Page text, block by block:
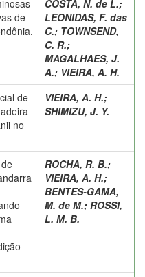
de
COSTA, N. de L.;
LEONIDAS, F. das
C.; TOWNSEND,
C. R.;
MAGALHAES, J.
A.; VIEIRA, A. H.
de
no
VIEIRA, A. H.;
SHIMIZU, J. Y.
ROCHA, R. B.;
VIEIRA, A. H.;
BENTES-GAMA,
M. de M.; ROSSI,
L. M. B.